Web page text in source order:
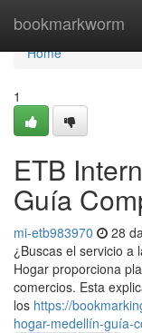
bookmarkworm
Home
Home
1
ETB
Guía
mi-etb983970 28
¿Buscas el servicio a
Hogar proporciona
comercios. Esta
los https://
hogar-medellín-guía-